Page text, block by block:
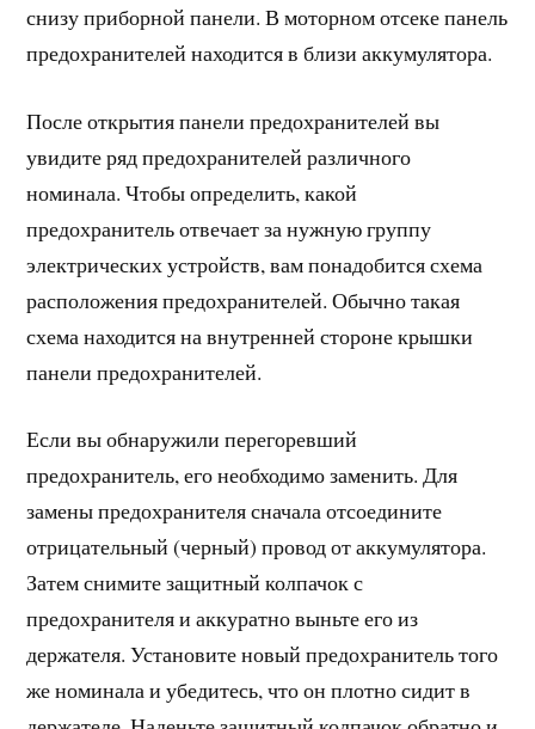
снизу приборной панели. В моторном отсеке панель
предохранителей находится в близи аккумулятора.
После открытия панели предохранителей вы
увидите ряд предохранителей различного
номинала. Чтобы определить, какой
предохранитель отвечает за нужную группу
электрических устройств, вам понадобится схема
расположения предохранителей. Обычно такая
схема находится на внутренней стороне крышки
панели предохранителей.
Если вы обнаружили перегоревший
предохранитель, его необходимо заменить. Для
замены предохранителя сначала отсоедините
отрицательный (черный) провод от аккумулятора.
Затем снимите защитный колпачок с
предохранителя и аккуратно выньте его из
держателя. Установите новый предохранитель того
же номинала и убедитесь, что он плотно сидит в